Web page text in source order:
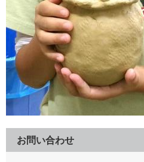
お問い合わせ